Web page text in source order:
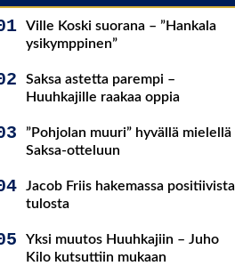
Ville Koski suorana – ”Hankala
ysikymppinen”
Saksa astetta parempi –
Huuhkajille raakaa oppia
”Pohjolan muuri” hyvällä mielellä
Saksa-otteluun
Jacob Friis hakemassa positiivista
tulosta
Yksi muutos Huuhkajiin – Juho
Kilo kutsuttiin mukaan